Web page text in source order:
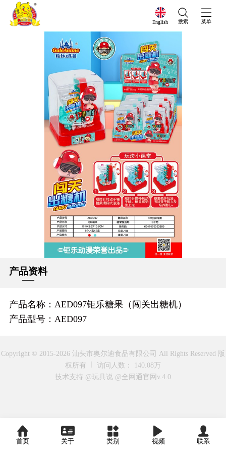
首页 关于 类别 视频 联系
English 搜索 菜单
产品资料
产品名称：AED097钜乐糖果（闯关出糖机）
产品型号：AED097
Copyright © 2015-2026 汕头市奥尔迪食品有限公司 All Rights Reserved 版
权所有
访问人数： 140.08万
技术支持 @玩具说 @全网通官网v.4.0